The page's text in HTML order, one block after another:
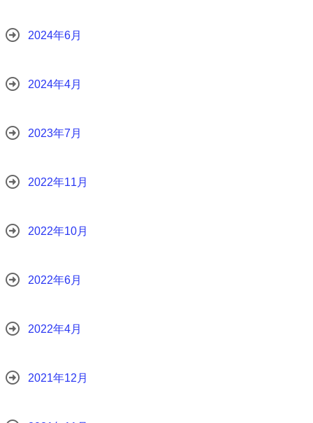
2024年6月
2024年4月
2023年7月
2022年11月
2022年10月
2022年6月
2022年4月
2021年12月